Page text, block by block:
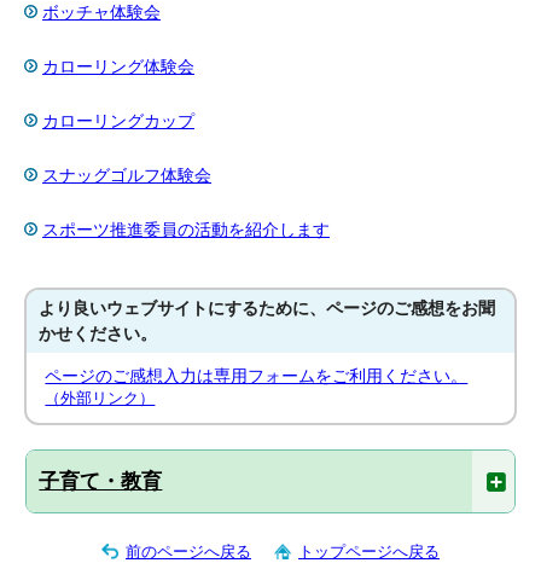
ボッチャ体験会
カローリング体験会
カローリングカップ
スナッグゴルフ体験会
スポーツ推進委員の活動を紹介します
より良いウェブサイトにするために、ページのご感想をお聞
かせください。
ページのご感想入力は専用フォームをご利用ください。
（外部リンク）
子育て・教育
前のページへ戻る トップページへ戻る